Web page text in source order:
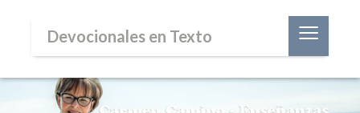
Devocionales en Texto ≡